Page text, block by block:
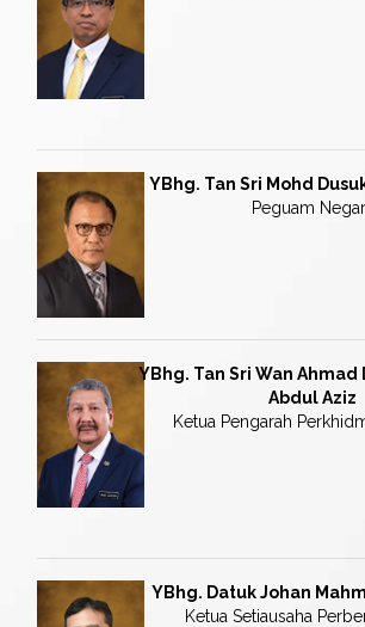
YBhg. Tan Sri Mohd
Peguam
YBhg. Tan Sri Wan Ahmad
Abdul Aziz
Ketua Pengarah
YBhg. Datuk Johan
Ketua Setiausaha